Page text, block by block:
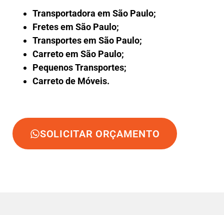
Transportadora em São Paulo;
Fretes em São Paulo;
Transportes em São Paulo;
Carreto em São Paulo;
Pequenos Transportes;
Carreto de Móveis.
SOLICITAR ORÇAMENTO